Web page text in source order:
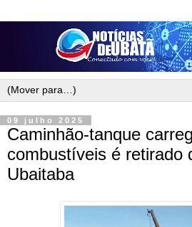
09 julho 2025
Caminhão-tanque
combustíveis é retirado
Ubaitaba